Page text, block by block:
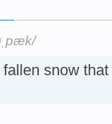
snow